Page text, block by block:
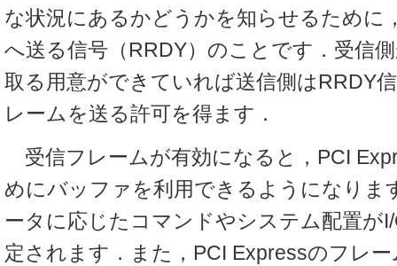
な状況にあるかどうかを知らせるために
へ送る信号（RRDY）のことです．受信
取る用意ができていれば送信側はRRDY
レームを送る許可を得ます．
受信フレームが有効になると，PCI
めにバッファを利用できるようになりま
ータに応じたコマンドやシステム配置が
定されます．また，PCI Expressのフレ